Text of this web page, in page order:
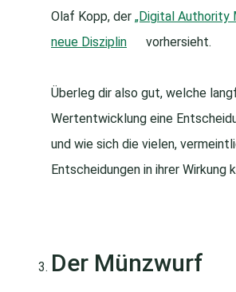
Olaf Kopp, der „Digital Authority
neue Disziplin
vorhersieht.
Überleg dir also gut, welche
Wertentwicklung eine
und wie sich die vielen,
Entscheidungen in ihrer Wirkung
Der Münzwurf